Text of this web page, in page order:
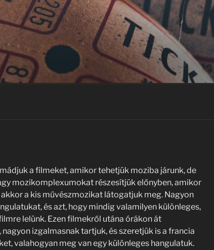
a filmeket, amikor tehetjük moziba járunk, de
mozikomplexumokat részesítjük előnyben, amikor
akkor a kis művészmozikat látogatjuk meg. Nagyon
és azt, hogy mindig valamilyen különleges,
lelünk. Ezen filmekről utána órákon át
nagyon izgalmasnak tartjuk, és szeretjük is a francia
valahogyan meg van egy különleges hangulatuk.